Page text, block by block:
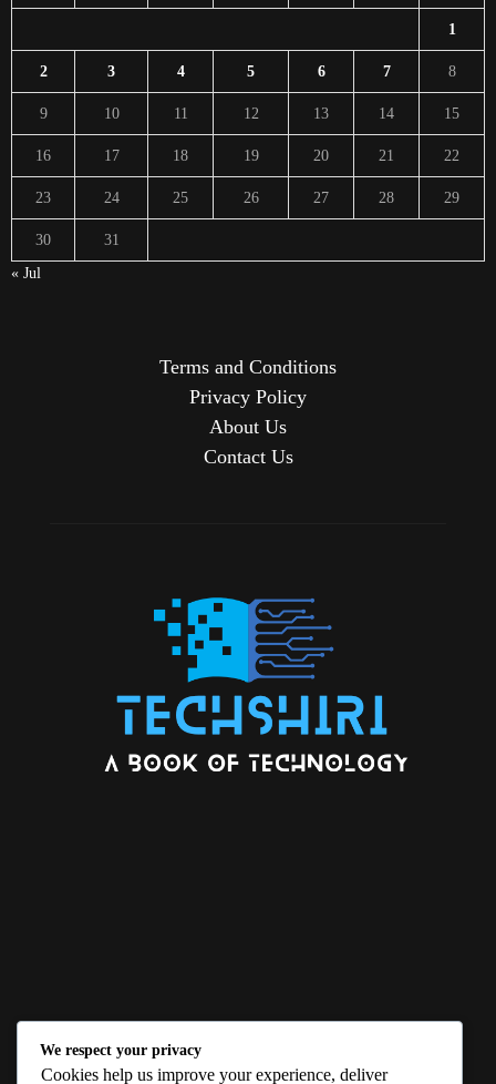
1
2 3 4 5 6 7 8
9 10 11 12 13 14 15
16 17 18 19 20 21 22
23 24 25 26 27 28 29
30
31
« Jul
Terms and Conditions
Privacy Policy
About Us
Contact Us
ABOUT US
We respect your privacy
Cookies help us improve your experience, deliver